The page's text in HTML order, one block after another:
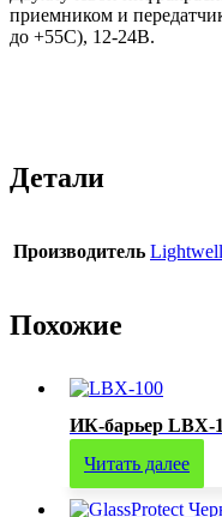
приемником и
до +55С), 12-24В.
Детали
Производитель Lightwell
Похожие
ИК-барьер LBX-
Читать далее